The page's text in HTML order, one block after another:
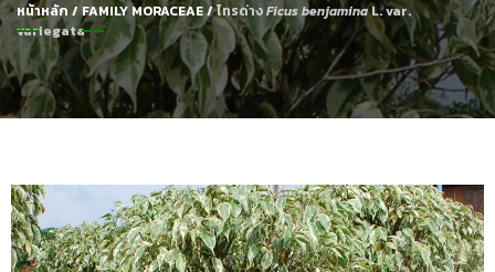
หน้าหลัก / FAMILY MORACEAE/ไทรด่างFicus benjaminaL. var.
variegata